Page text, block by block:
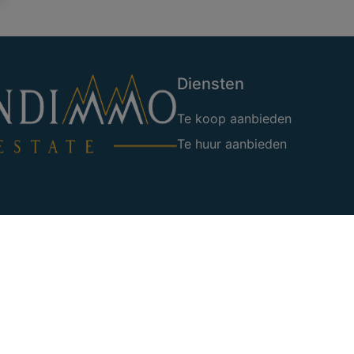
Diensten
Te koop aanbieden
Te huur aanbieden